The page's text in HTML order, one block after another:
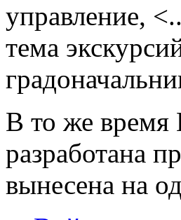
управление,
тема
В то же время
разработана
вынесена на